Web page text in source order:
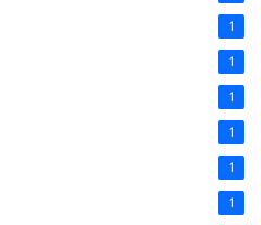
1
1
1
1
1
1